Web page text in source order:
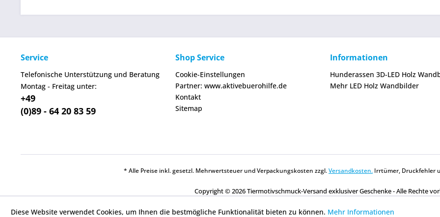
Service
Telefonische Unterstützung und Beratung
Montag - Freitag unter:
+49
(0)89 - 64 20 83 59
Shop Service
Cookie-Einstellungen
Partner: www.aktivebuerohilfe.de
Kontakt
Sitemap
Informationen
Hunderassen 3D-LED Holz
Mehr LED Holz Wandbilder
* Alle Preise inkl. gesetzl. Mehrwertsteuer und Verpackungskosten zzgl.Versandkosten. Irrtümer, Druckfehler
Copyright © 2026 Tiermotivschmuck-Versand exklusiver Geschenke - Alle Rechte
Diese Website verwendet Cookies, um Ihnen die bestmögliche Funktionalität bieten zu können. Mehr Informationen